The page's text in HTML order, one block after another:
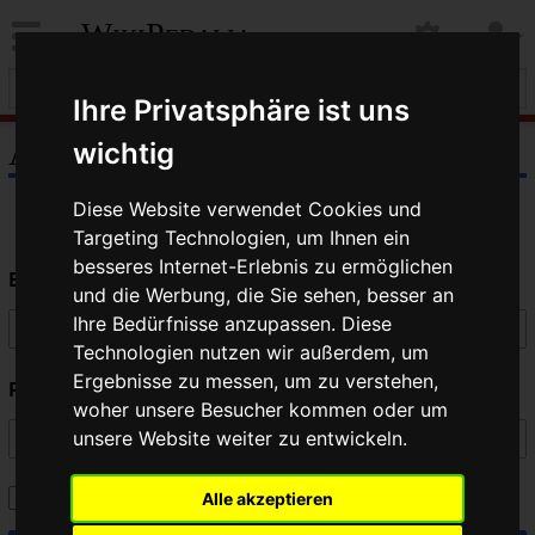
Ihre Privatsphäre ist uns
wichtig
Diese Website verwendet Cookies und
Targeting Technologien, um Ihnen ein
besseres Internet-Erlebnis zu ermöglichen
und die Werbung, die Sie sehen, besser an
Ihre Bedürfnisse anzupassen. Diese
Technologien nutzen wir außerdem, um
Ergebnisse zu messen, um zu verstehen,
woher unsere Besucher kommen oder um
unsere Website weiter zu entwickeln.
Alle akzeptieren
WikiPedalia
Anmelden
Benutzername
Passwort
Angemeldet bleiben